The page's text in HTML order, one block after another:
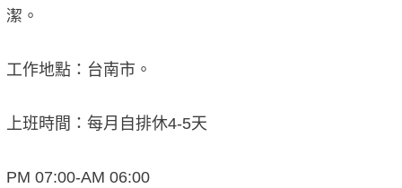
潔。
工作地點：台南市。
上班時間：每月自排休4-5天
PM 07:00-AM 06:00